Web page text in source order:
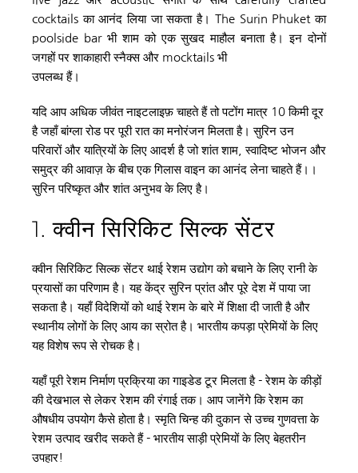
cocktails का आनंद लिया जा सकता है। The Surin Phuket का
poolside bar भी शाम को एक सुखद माहौल बनाता है। इन दोनों
जगहों पर शाकाहारी स्नैक्स और mocktails भी
उपलब्ध हैं।
यदि आप अधिक जीवंत नाइटलाइफ़ चाहते हैं तो पटोंग मात्र 10 किमी दूर
है जहाँ बांग्ला रोड पर पूरी रात का मनोरंजन मिलता है। सुरिन उन
परिवारों और यात्रियों के लिए आदर्श है जो शांत शाम, स्वादिष्ट भोजन और
समुद्र की आवाज़ के बीच एक गिलास वाइन का आनंद लेना चाहते हैं।।
सुरिन परिष्कृत और शांत अनुभव के लिए है।
1. क्वीन सिरिकिट सिल्क सेंटर
क्वीन सिरिकिट सिल्क सेंटर थाई रेशम उद्योग को बचाने के लिए रानी के
प्रयासों का परिणाम है। यह केंद्र सुरिन प्रांत और पूरे देश में पाया जा
सकता है। यहाँ विदेशियों को थाई रेशम के बारे में शिक्षा दी जाती है और
स्थानीय लोगों के लिए आय का स्रोत है। भारतीय कपड़ा प्रेमियों के लिए
यह विशेष रूप से रोचक है।
यहाँ पूरी रेशम निर्माण प्रक्रिया का गाइडेड टूर मिलता है - रेशम के कीड़ों
की देखभाल से लेकर रेशम की रंगाई तक। आप जानेंगे कि रेशम का
औषधीय उपयोग कैसे होता है। स्मृति चिन्ह की दुकान से उच्च गुणवत्ता के
रेशम उत्पाद खरीद सकते हैं - भारतीय साड़ी प्रेमियों के लिए बेहतरीन
उपहार!